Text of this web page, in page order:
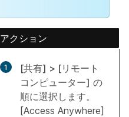
アクション
[共有] > [リモート
コンピューター] の
順に選択します。
[Access Anywhere]